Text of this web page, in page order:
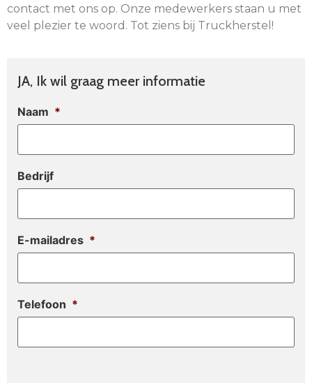
contact met ons op. Onze medewerkers staan u met
veel plezier te woord. Tot ziens bij Truckherstel!
JA, Ik wil graag meer informatie
Naam *
Bedrijf
E-mailadres *
Telefoon *